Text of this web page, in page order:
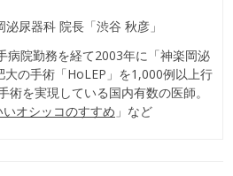
泌尿器科 院長「渋谷 秋彦」
病院勤務を経て2003年に「神楽岡泌
の手術「HoLEP」を1,000例以上行
術を実現している国内有数の医師。
オシッコのすすめ 」など